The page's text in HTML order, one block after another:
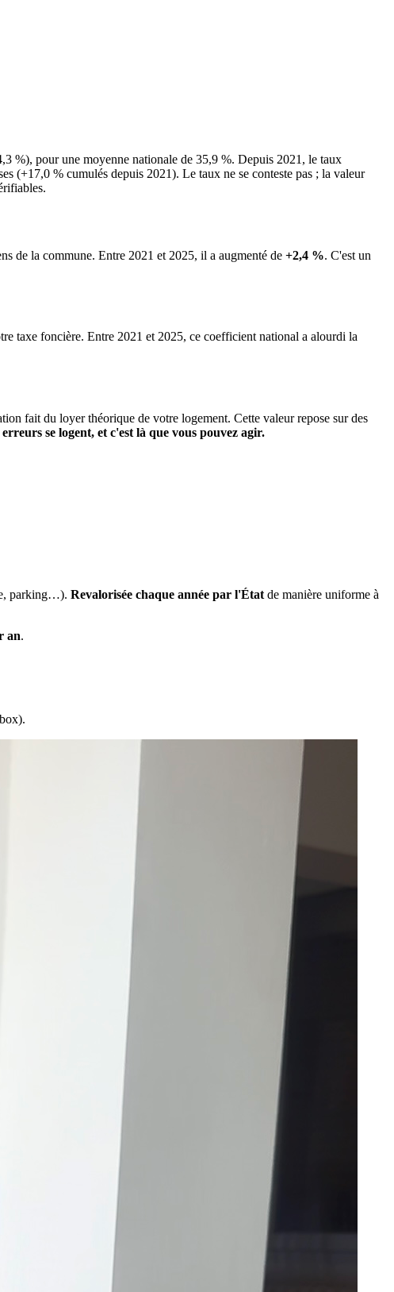
%), pour une moyenne nationale de 35,9 %. Depuis 2021, le taux
(+17,0 % cumulés depuis 2021). Le taux ne se conteste pas ; la valeur
de la commune. Entre 2021 et 2025, il a augmenté de +2,4 %. C'est un
taxe foncière. Entre 2021 et 2025, ce coefficient national a alourdi la
fait du loyer théorique de votre logement. Cette valeur repose sur des
se logent, et c'est là que vous pouvez agir.
parking…). Revalorisée chaque année par l'État de manière uniforme à
an.